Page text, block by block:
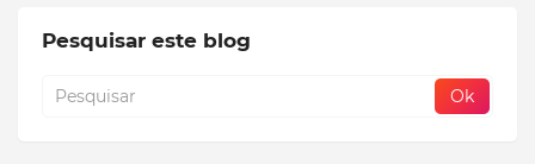
Pesquisar este blog